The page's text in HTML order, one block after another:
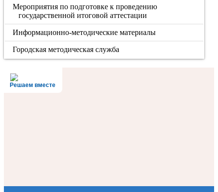
Мероприятия по подготовке к проведению
государственной итоговой аттестации
Информационно-методические материалы
Городская методическая служба
Решаем вместе